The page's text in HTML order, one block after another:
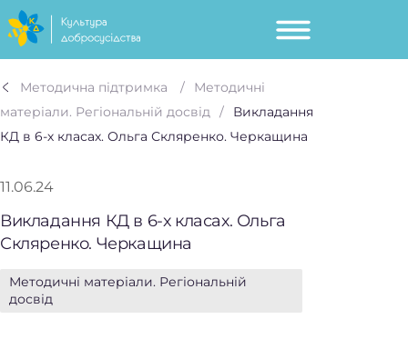
Методична підтримка
Методичні
матеріали. Регіональній досвід
Викладання
КД в 6-х класах. Ольга Скляренко. Черкащина
11.06.24
Викладання КД в 6-х класах. Ольга
Скляренко. Черкащина
Методичні матеріали. Регіональній
досвід